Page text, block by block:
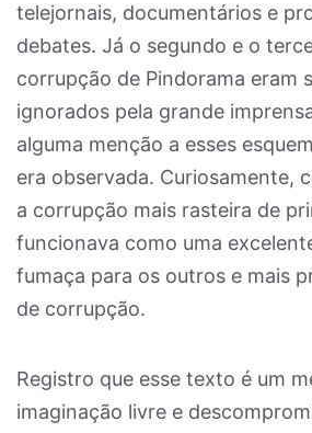
telejornais, documentários e
debates. Já o segundo e o
corrupção de Pindorama eram
ignorados pela grande
alguma menção a esses
era observada. Curiosamente,
a corrupção mais rasteira de
funcionava como uma
fumaça para os outros e mais
de corrupção.
Registro que esse texto é um
imaginação livre e